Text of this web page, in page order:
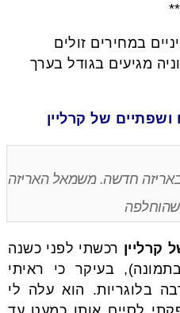
במחירים זולים
מגיעים בגודל בערך
באריזה חדשה. משמאל האריזה
קרליין רכשתי לפני כשנה
בעיקר כי ראיתי
בלוגריות. הוא עלה לי